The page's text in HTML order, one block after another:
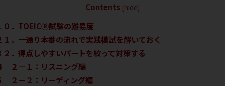
Contents [hide]
０．TOEICⓇ試験の難易度
１．一通り本番の流れで実践模試を解いておく
２．得点しやすいパートを絞って対策する
２－１：リスニング編
２－２：リーディング編